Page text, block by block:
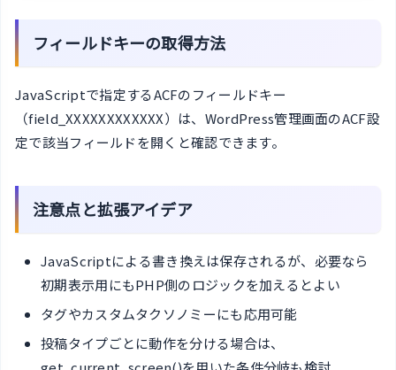
フィールドキーの取得方法
JavaScriptで指定するACFのフィールドキー
（field_XXXXXXXXXXXX）は、WordPress管理画面のACF設
定で該当フィールドを開くと確認できます。
注意点と拡張アイデア
JavaScriptによる書き換えは保存されるが、必要なら
初期表示用にもPHP側のロジックを加えるとよい
タグやカスタムタクソノミーにも応用可能
投稿タイプごとに動作を分ける場合は、